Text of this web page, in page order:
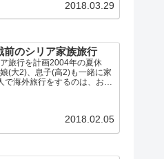
いたので、行き先はヨルダン
。往復の航空便は既に満席
2018.03.29
前のシリア家族旅行
旅行を計画2004年の夏休
(大2)、息子(高2)も一緒に家
で海外旅行をするのは、おそ
遺跡と、聖書時代からの古代
2018.02.05